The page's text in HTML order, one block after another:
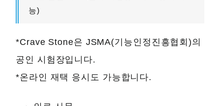
능)
*Crave Stone은 JSMA(기능인정진흥협회)의
공인 시험장입니다.
*온라인 재택 응시도 가능합니다.